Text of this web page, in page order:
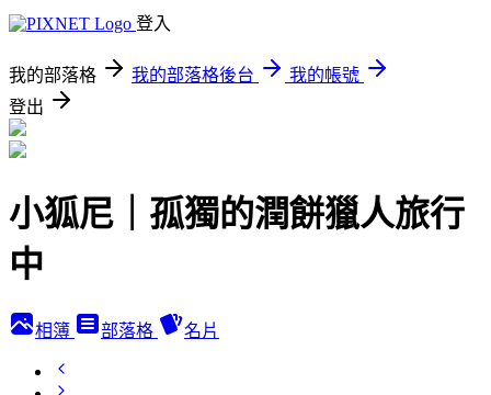
登入
我的部落格 我的部落格後台
我的帳號
登出
小狐尼｜孤獨的潤餅獵人旅行
中
相簿 部落格 名片